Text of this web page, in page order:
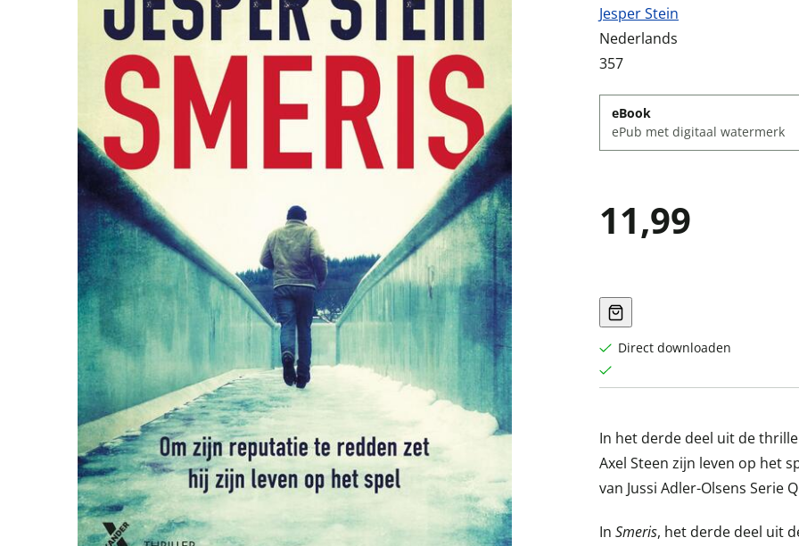
Jesper Stein
Nederlands
357
eBook
ePub met digitaal watermerk
11,99
Direct downloaden
In het derde deel uit de
Axel Steen zijn leven op het
van Jussi Adler-Olsens Serie
In Smeris, het derde deel uit